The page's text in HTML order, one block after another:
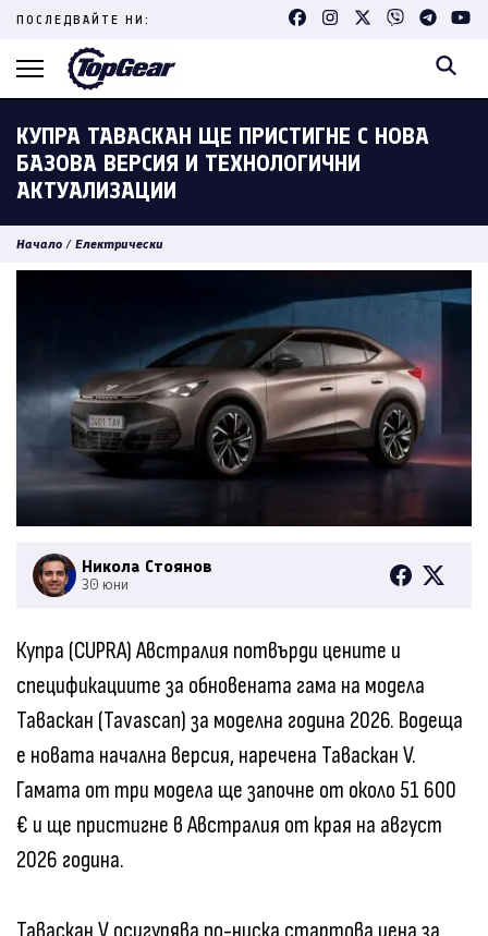
Skip
content
ПОСЛЕДВАЙТЕ НИ:
КУПРА ТАВАСКАН ЩЕ ПРИСТИГНЕ С НОВА
БАЗОВА ВЕРСИЯ И ТЕХНОЛОГИЧНИ
АКТУАЛИЗАЦИИ
Начало / Електрически
Никола Стоянов
30 юни
Купра (CUPRA) Австралия потвърди цените и
спецификациите за обновената гама на модела
Таваскан (Tavascan) за моделна година 2026. Водеща
е новата начална версия, наречена Таваскан V.
Гамата от три модела ще започне от около 51 600
€ и ще пристигне в Австралия от края на август
2026 година.